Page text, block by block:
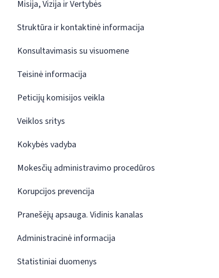
Misija, Vizija ir Vertybės
Struktūra ir kontaktinė informacija
Konsultavimasis su visuomene
Teisinė informacija
Peticijų komisijos veikla
Veiklos sritys
Kokybės vadyba
Mokesčių administravimo procedūros
Korupcijos prevencija
Pranešėjų apsauga. Vidinis kanalas
Administracinė informacija
Statistiniai duomenys